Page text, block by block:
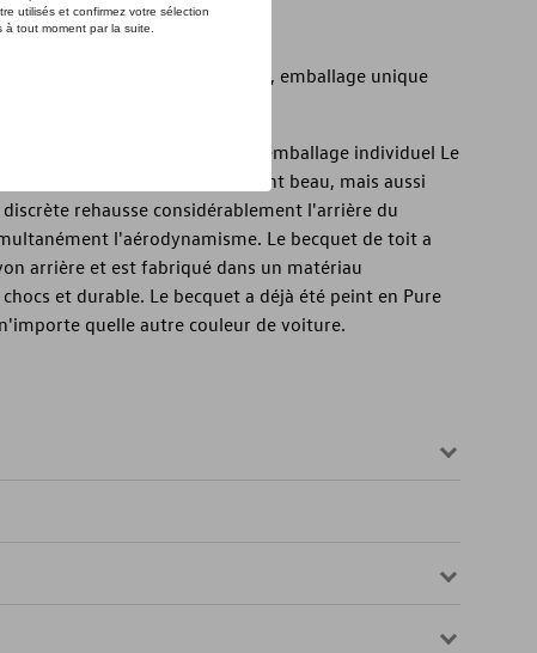
et LWB (COP R) en Pure White, emballage unique
et LWB (COP R) en blanc pur, emballage individuel Le
d'origine est non seulement beau, mais aussi
rehausse considérablement l'arrière du
l'aérodynamisme. Le becquet de toit a
arrière et est fabriqué dans un matériau
et durable. Le becquet a déjà été peint en Pure
quelle autre couleur de voiture.